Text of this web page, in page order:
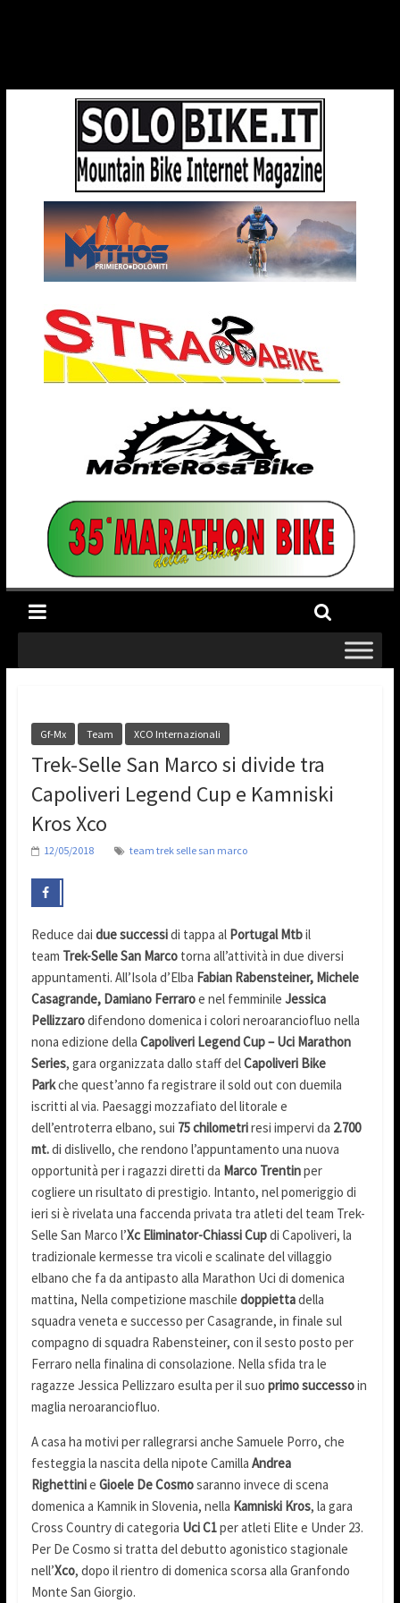
Gf-Mx Team XCO Internazionali
Trek-Selle San Marco si divide tra
Capoliveri Legend Cup e Kamniski
Kros Xco
12/05/2018 team trek selle san marco
Reduce dai due successidi tappa al Portugal Mtbil
team Trek-Selle San Marcotorna all’attività in due diversi
appuntamenti. All’Isola d’Elba Fabian Rabensteiner, Michele
Casagrande, Damiano Ferraroe nel femminile Jessica
Pellizzarodifendono domenica i colori neroaranciofluo nella
nona edizione della Capoliveri Legend Cup – Uci Marathon
Series, gara organizzata dallo staff delCapoliveri Bike
Parkche quest’anno fa registrare il sold out con duemila
iscritti al via. Paesaggi mozzafiato del litorale e
dell’entroterra elbano, sui 75 chilometriresi impervi da 2.700
mt.di dislivello, che rendono l’appuntamento una nuova
opportunità per i ragazzi diretti da Marco Trentinper
cogliere un risultato di prestigio. Intanto, nel pomeriggio di
ieri si è rivelata una faccenda privata tra atleti del team Trek-
Selle San Marco l’Xc Eliminator-Chiassi Cupdi Capoliveri, la
tradizionale kermesse tra vicoli e scalinate del villaggio
elbano che fa da antipasto alla Marathon Uci di domenica
mattina, Nella competizione maschile doppiettadella
squadra veneta e successo per Casagrande, in finale sul
compagno di squadra Rabensteiner, con il sesto posto per
Ferraro nella finalina di consolazione. Nella sfida tra le
ragazze Jessica Pellizzaro esulta per il suo primo successoin
maglia neroaranciofluo.
A casa ha motivi per rallegrarsi anche Samuele Porro, che
festeggia la nascita della nipote Camilla Andrea
Righettinie Gioele De Cosmosaranno invece di scena
domenica a Kamnik in Slovenia, nella Kamniski Kros, la gara
Cross Country di categoria Uci C1per atleti Elite e Under 23.
Per De Cosmo si tratta del debutto agonistico stagionale
nell’Xco, dopo il rientro di domenica scorsa alla Granfondo
Monte San Giorgio.